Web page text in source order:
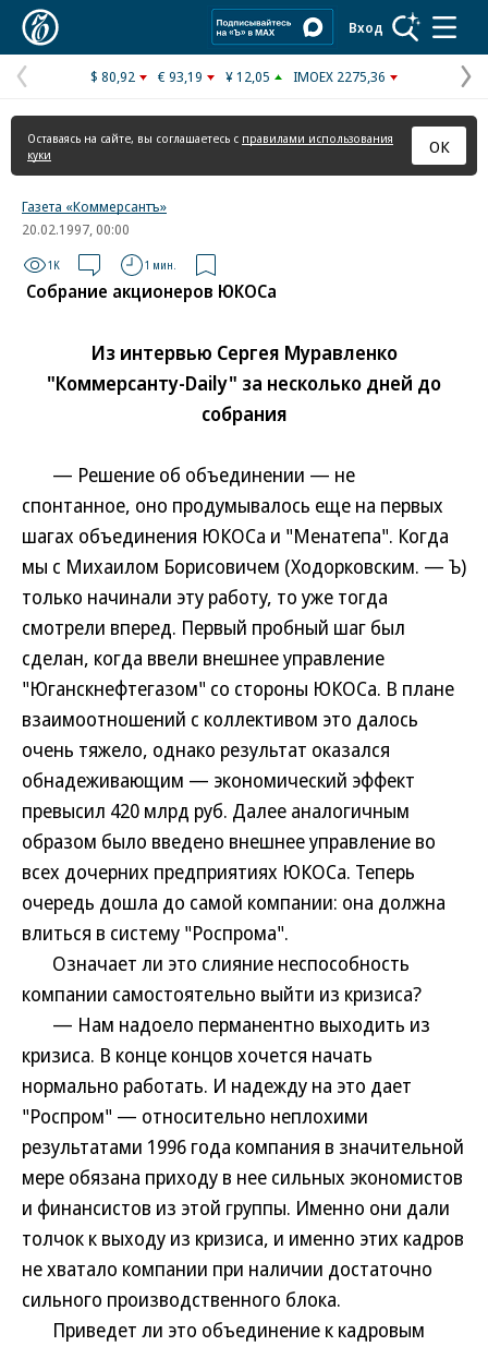
Вход
Предыдущая
страница
$ 80,92 € 93,19 ¥ 12,05 IMOEX 2275,36
Оставаясь на сайте, вы соглашаетесь с правилами использования
куки
ОК
Газета «Коммерсантъ»
20.02.1997, 00:00
1K 1 мин.
Собрание акционеров ЮКОСа
Из интервью Сергея Муравленко
"Коммерсанту-Daily" за несколько дней до
собрания
— Решение об объединении — не
спонтанное, оно продумывалось еще на первых
шагах объединения ЮКОСа и "Менатепа". Когда
мы с Михаилом Борисовичем (Ходорковским. — Ъ)
только начинали эту работу, то уже тогда
смотрели вперед. Первый пробный шаг был
сделан, когда ввели внешнее управление
"Юганскнефтегазом" со стороны ЮКОСа. В плане
взаимоотношений с коллективом это далось
очень тяжело, однако результат оказался
обнадеживающим — экономический эффект
превысил 420 млрд руб. Далее аналогичным
образом было введено внешнее управление во
всех дочерних предприятиях ЮКОСа. Теперь
очередь дошла до самой компании: она должна
влиться в систему "Роспрома".
Означает ли это слияние неспособность
компании самостоятельно выйти из кризиса?
— Нам надоело перманентно выходить из
кризиса. В конце концов хочется начать
нормально работать. И надежду на это дает
"Роспром" — относительно неплохими
результатами 1996 года компания в значительной
мере обязана приходу в нее сильных экономистов
и финансистов из этой группы. Именно они дали
толчок к выходу из кризиса, и именно этих кадров
не хватало компании при наличии достаточно
сильного производственного блока.
Приведет ли это объединение к кадровым